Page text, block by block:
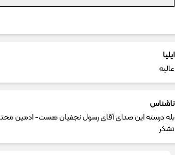
ايليا
عالیه
ناشناس
بله درسته این صدای آقای رسول نجفیان هست- ادمین
تشکر